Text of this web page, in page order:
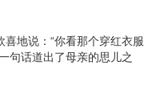
地说：“你看那个穿红衣服
句话道出了母亲的思儿之